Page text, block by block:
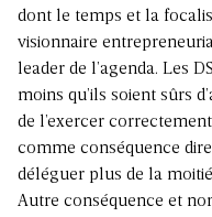
dont le temps et la
visionnaire
leader de l’agenda. Les
moins qu’ils soient sûrs
de l’exercer
comme conséquence
déléguer plus de la
Autre conséquence et